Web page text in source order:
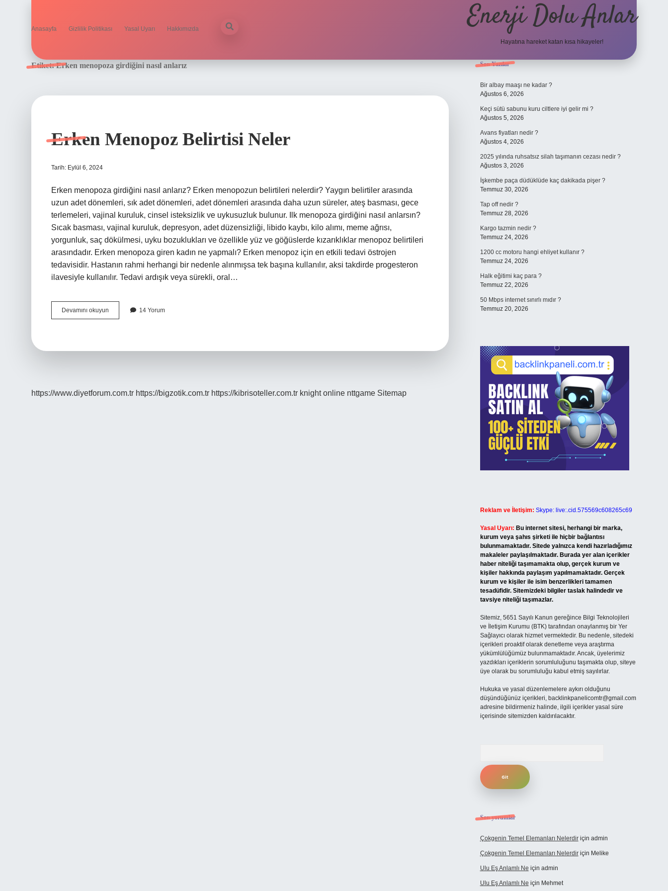
Anasayfa Gizlilik Politikası Yasal Uyarı Hakkımızda Enerji Dolu Anlar
Hayatına hareket katan kısa hikayeler!
Etiket:Erken menopoza girdiğini nasıl anlarız
Erken Menopoz Belirtisi Neler
Tarih: Eylül 6, 2024
Erken menopoza girdiğini nasıl anlarız? Erken menopozun belirtileri nelerdir? Yaygın belirtiler arasında
uzun adet dönemleri, sık adet dönemleri, adet dönemleri arasında daha uzun süreler, ateş basması, gece
terlemeleri, vajinal kuruluk, cinsel isteksizlik ve uykusuzluk bulunur. Ilk menopoza girdiğini nasıl anlarsın?
Sıcak basması, vajinal kuruluk, depresyon, adet düzensizliği, libido kaybı, kilo alımı, meme ağrısı,
yorgunluk, saç dökülmesi, uyku bozuklukları ve özellikle yüz ve göğüslerde kızarıklıklar menopoz belirtileri
arasındadır. Erken menopoza giren kadın ne yapmalı? Erken menopoz için en etkili tedavi östrojen
tedavisidir. Hastanın rahmi herhangi bir nedenle alınmışsa tek başına kullanılır, aksi takdirde progesteron
ilavesiyle kullanılır. Tedavi ardışık veya sürekli, oral…
Devamını okuyun
Menopoz
14 Yorum
https://www.diyetforum.com.tr https://bigzotik.com.tr https://kibrisoteller.com.tr knight online nttgame Sitemap
Sidebar
Son Yazılar
Bir albay maaşı ne kadar ?
Ağustos 6, 2026
Keçi sütü sabunu kuru ciltlere iyi gelir mi ?
Ağustos 5, 2026
Avans fiyatları nedir ?
Ağustos 4, 2026
2025 yılında ruhsatsız silah taşımanın cezası nedir ?
Ağustos 3, 2026
İşkembe paça düdüklüde kaç dakikada pişer ?
Temmuz 30, 2026
Tap off nedir ?
Temmuz 28, 2026
Kargo tazmin nedir ?
Temmuz 24, 2026
1200 cc motoru hangi ehliyet kullanır ?
Temmuz 24, 2026
Halk eğitimi kaç para ?
Temmuz 22, 2026
50 Mbps internet sınırlı mıdır ?
Temmuz 20, 2026
Reklam ve İletişim: Skype: live:.cid.575569c608265c69
Yasal Uyarı: Bu internet sitesi, herhangi bir marka,
kurum veya şahıs şirketi ile hiçbir bağlantısı
bulunmamaktadır. Sitede yalnızca kendi hazırladığımız
makaleler paylaşılmaktadır. Burada yer alan içerikler
haber niteliği taşımamakta olup, gerçek kurum ve
kişiler hakkında paylaşım yapılmamaktadır. Gerçek
kurum ve kişiler ile isim benzerlikleri tamamen
tesadüfidir. Sitemizdeki bilgiler taslak halindedir ve
tavsiye niteliği taşımazlar.
Sitemiz, 5651 Sayılı Kanun gereğince Bilgi Teknolojileri
ve İletişim Kurumu (BTK) tarafından onaylanmış bir Yer
Sağlayıcı olarak hizmet vermektedir. Bu nedenle, sitedeki
içerikleri proaktif olarak denetleme veya araştırma
yükümlülüğümüz bulunmamaktadır. Ancak, üyelerimiz
yazdıkları içeriklerin sorumluluğunu taşımakta olup, siteye
üye olarak bu sorumluluğu kabul etmiş sayılırlar.
Hukuka ve yasal düzenlemelere aykırı olduğunu
düşündüğünüz içerikleri, backlinkpanelicomtr@gmail.com
adresine bildirmeniz halinde, ilgili içerikler yasal süre
içerisinde sitemizden kaldırılacaktır.
Son yorumlar
Çokgenin Temel Elemanları Nelerdiriçin admin
Çokgenin Temel Elemanları Nelerdiriçin Melike
Ulu Eş Anlamlı Ne için admin
Ulu Eş Anlamlı Ne için Mehmet